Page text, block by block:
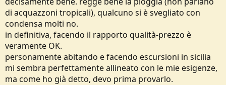
di acquazzoni tropicali), qualcuno si è svegliato con
condensa molti no.
in definitiva, facendo il rapporto qualità-prezzo è
veramente OK.
personamente abitando e facendo escursioni in sicilia
mi sembra perfettamente allineato con le mie esigenze,
ma come ho già detto, devo prima provarlo.